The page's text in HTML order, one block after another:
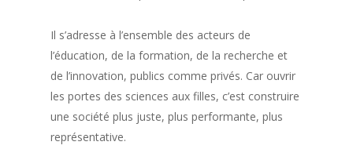
Il s’adresse à l’ensemble des acteurs de
l’éducation, de la formation, de la recherche et
de l’innovation, publics comme privés. Car ouvrir
les portes des sciences aux filles, c’est construire
une société plus juste, plus performante, plus
représentative.